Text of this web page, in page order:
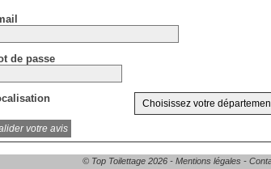
de passe
© Top Toilettage 2026 - Mentions légales -